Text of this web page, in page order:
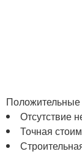
Положительные
Отсутствие
Точная